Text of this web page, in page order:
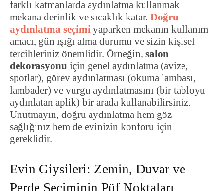
farklı katmanlarda aydınlatma kullanmak
mekana derinlik ve sıcaklık katar. Doğru
aydınlatma seçimi yaparken mekanın kullanım
amacı, gün ışığı alma durumu ve sizin kişisel
tercihleriniz önemlidir. Örneğin, salon
dekorasyonu için genel aydınlatma (avize,
spotlar), görev aydınlatması (okuma lambası,
lambader) ve vurgu aydınlatmasını (bir tabloyu
aydınlatan aplik) bir arada kullanabilirsiniz.
Unutmayın, doğru aydınlatma hem göz
sağlığınız hem de evinizin konforu için
gereklidir.
Evin Giysileri: Zemin, Duvar ve
Perde Seçiminin Püf Noktaları